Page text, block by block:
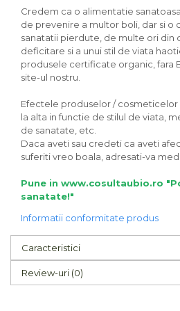
Credem ca o alimentatie
de prevenire a multor boli, dar si o
sanatatii pierdute, de multe ori din
deficitare si a unui stil de viata
produsele certificate organic, fara
site-ul nostru.
Efectele produselor / cosmeticelor
la alta in functie de stilul de viata,
de sanatate, etc.
Daca aveti sau credeti ca aveti
suferiti vreo boala, adresati-va
Pune in www.cosultaubio.ro
sanatate!"
Informatii conformitate produs
Caracteristici
Review-uri (0)